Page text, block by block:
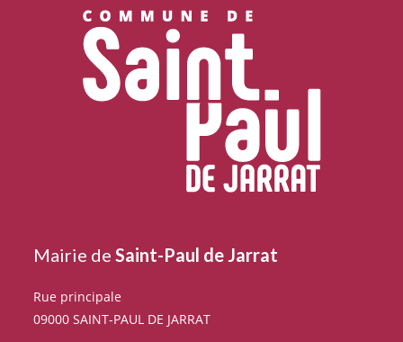
Mairie deSaint-Paul de Jarrat
Rue principale
09000 SAINT-PAUL DE JARRAT